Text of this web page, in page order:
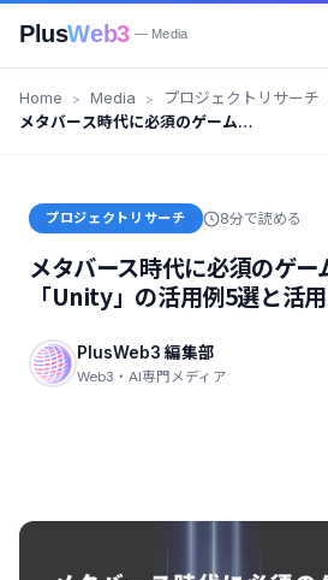
PlusWeb3 — Media
Home Media
プロジェクトリサーチ
メタバース時代に必須のゲームエ
プロジェクトリサーチ 8分で読める
メタバース時代に必須のゲー
「Unity」の活用例5選と活
PlusWeb3 編集部
Web3・AI専門メディア